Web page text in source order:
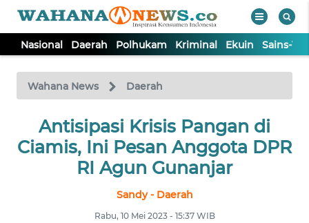
Nasional Daerah Polhukam Kriminal Ekuin Sains-
Wahana News Daerah
Antisipasi Krisis Pangan di
Ciamis, Ini Pesan Anggota DPR
RI Agun Gunanjar
Sandy - Daerah
Rabu, 10 Mei 2023 - 15:37 WIB
TV
Tutup
NASIONAL